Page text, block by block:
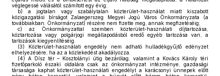
véglegessé válásától számított egy évig;
b) a jogtalan vagy szabálytalan közterület-használat miatt kiszabott
közigazgatási bírságot Zalaegerszeg Megyei Jogú Város Önkormányzata (a
továbbiakban: Önkormányzat) részére nem fizette meg, annak megfizetéséig;
c) az Önkormányzattal szemben közterület-használati díjtartozása,
köztartozása vagy polgárjogi megállapodásból eredő egyéb tartozása van, a
tartozások kiegyenlítéséig.
(3) Közterület-használati engedély nem adható hulladékgyűjtő edényzet
elhelyezésére, ha az a közlekedést akadályozza.
(4) A Dísz tér – Kosztolányi útig bezárólag, valamint a Kovács Károly téri
fizetőparkoló északi oldalára csak az önkormányzat intézménye, gazdasági
társasága kaphat közterület-használati engedélyt a karácsonyi ünnepek előtt